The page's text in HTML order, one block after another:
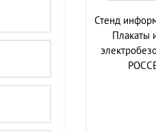
Стенд
Плакаты